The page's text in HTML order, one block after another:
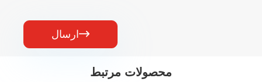
ارسال 
محصولات مرتبط